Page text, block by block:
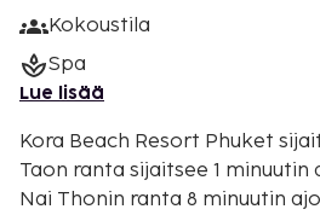
Kokoustila
Spa
Lue lisää
Kora Beach Resort Phuket
Taon ranta sijaitsee 1
Nai Thonin ranta 8 minuutin